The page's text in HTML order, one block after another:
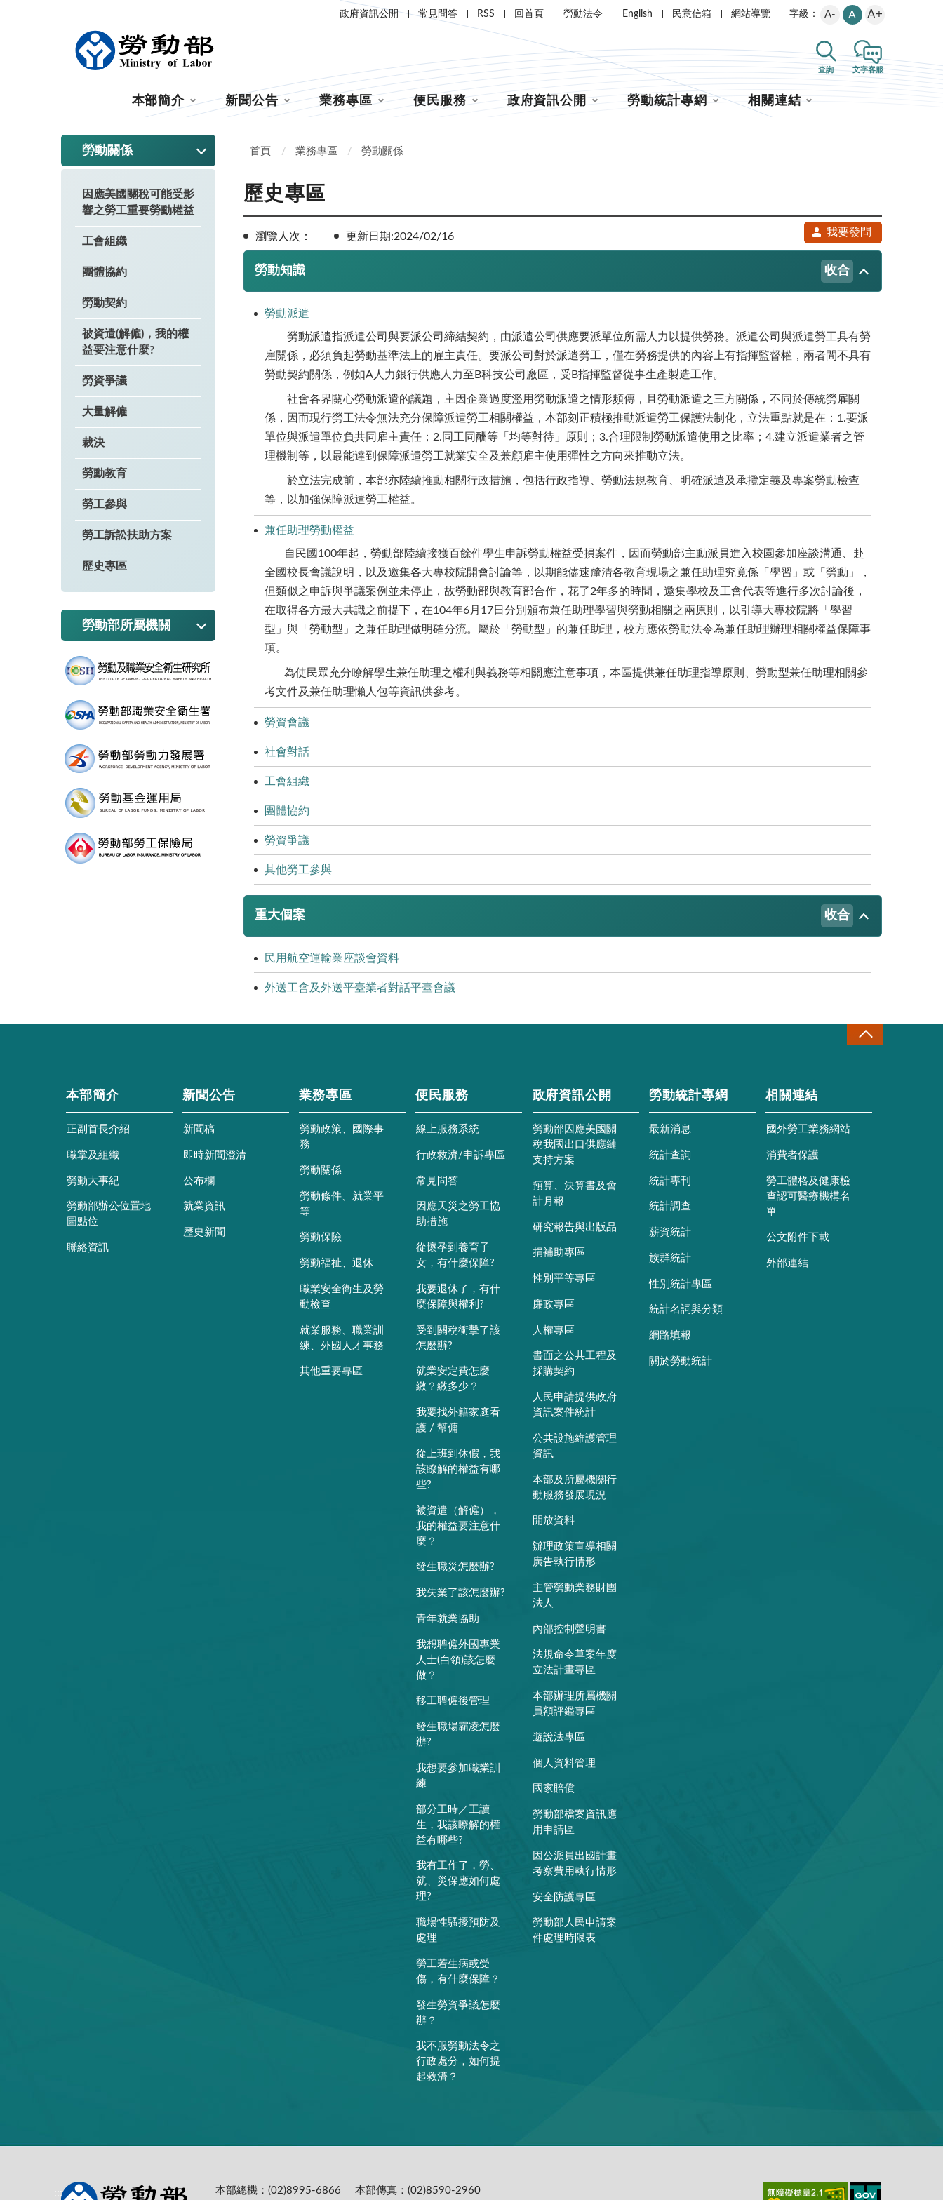
政府資訊公開 常見問答 RSS 回首頁 勞動法令 English 民意信箱 網站導覽 字級： A- A A+
查詢 文字客服
本部簡介 新聞公告 業務專區 便民服務 政府資訊公開 勞動統計專網 相關連結
勞動關係
因應美國關稅可能受影
響之勞工重要勞動權益
工會組織
團體協約
勞動契約
被資遣(解僱)，我的權
益要注意什麼?
勞資爭議
大量解僱
裁決
勞動教育
勞工參與
勞工訴訟扶助方案
歷史專區
勞動部所屬機關
首頁 業務專區 勞動關係
歷史專區
瀏覽人次： 更新日期:2024/02/16 我要發問
勞動知識 收合
勞動派遣
勞動派遣指派遣公司與要派公司締結契約，由派遣公司供應要派單位所需人力以提供勞務。派遣公司與派遣勞工具有勞
雇關係，必須負起勞動基準法上的雇主責任。要派公司對於派遣勞工，僅在勞務提供的內容上有指揮監督權，兩者間不具有
勞動契約關係，例如A人力銀行供應人力至B科技公司廠區，受B指揮監督從事生產製造工作。
社會各界關心勞動派遣的議題，主因企業過度濫用勞動派遣之情形頻傳，且勞動派遣之三方關係，不同於傳統勞雇關
係，因而現行勞工法令無法充分保障派遣勞工相關權益，本部刻正積極推動派遣勞工保護法制化，立法重點就是在：1.要派
單位與派遣單位負共同雇主責任；2.同工同酬等「均等對待」原則；3.合理限制勞動派遣使用之比率；4.建立派遣業者之管
理機制等，以最能達到保障派遣勞工就業安全及兼顧雇主使用彈性之方向來推動立法。
於立法完成前，本部亦陸續推動相關行政措施，包括行政指導、勞動法規教育、明確派遣及承攬定義及專案勞動檢查
等，以加強保障派遣勞工權益。
兼任助理勞動權益
自民國 100年起，勞動部陸續接獲百餘件學生申訴勞動權益受損案件，因而勞動部主動派員進入校園參加座談溝通、赴
全國校長會議說明，以及邀集各大專校院開會討論等，以期能儘速釐清各教育現場之兼任助理究竟係「學習」或「勞動」，
但類似之申訴與爭議案例並未停止，故勞動部與教育部合作，花了2年多的時間，邀集學校及工會代表等進行多次討論後，
在取得各方最大共識之前提下，在104年6月 17日分別頒布兼任助理學習與勞動相關之兩原則，以引導大專校院將「學習
型」與「勞動型」之兼任助理做明確分流。屬於「勞動型」的兼任助理，校方應依勞動法令為兼任助理辦理相關權益保障事
項。
為使民眾充分瞭解學生兼任助理之權利與義務等相關應注意事項，本區提供兼任助理指導原則、勞動型兼任助理相關參
考文件及兼任助理懶人包等資訊供參考。
勞資會議
社會對話
工會組織
團體協約
勞資爭議
其他勞工參與
重大個案 收合
民用航空運輸業座談會資料
外送工會及外送平臺業者對話平臺會議
本部簡介
正副首長介紹
職掌及組織
勞動大事紀
勞動部辦公位置地
圖點位
聯絡資訊
新聞公告
新聞稿
即時新聞澄清
公布欄
就業資訊
歷史新聞
業務專區
勞動政策、國際事
務
勞動關係
勞動條件、就業平
等
勞動保險
勞動福祉、退休
職業安全衛生及勞
動檢查
就業服務、職業訓
練、外國人才事務
其他重要專區
便民服務
線上服務系統
行政救濟/申訴專區
常見問答
因應天災之勞工協
助措施
從懷孕到養育子
女，有什麼保障?
我要退休了，有什
麼保障與權利?
受到關稅衝擊了該
怎麼辦?
就業安定費怎麼
繳？繳多少？
我要找外籍家庭看
護 / 幫傭
從上班到休假，我
該瞭解的權益有哪
些?
被資遣（解僱），
我的權益要注意什
麼？
發生職災怎麼辦?
我失業了該怎麼辦?
青年就業協助
我想聘僱外國專業
人士(白領)該怎麼
做？
移工聘僱後管理
發生職場霸凌怎麼
辦?
我想要參加職業訓
練
部分工時／工讀
生，我該瞭解的權
益有哪些?
我有工作了，勞、
就、災保應如何處
理?
職場性騷擾預防及
處理
勞工若生病或受
傷，有什麼保障？
發生勞資爭議怎麼
辦？
我不服勞動法令之
行政處分，如何提
起救濟？
政府資訊公開
勞動部因應美國關
稅我國出口供應鏈
支持方案
預算、決算書及會
計月報
研究報告與出版品
捐補助專區
性別平等專區
廉政專區
人權專區
書面之公共工程及
採購契約
人民申請提供政府
資訊案件統計
公共設施維護管理
資訊
本部及所屬機關行
動服務發展現況
開放資料
辦理政策宣導相關
廣告執行情形
主管勞動業務財團
法人
內部控制聲明書
法規命令草案年度
立法計畫專區
本部辦理所屬機關
員額評鑑專區
遊說法專區
個人資料管理
國家賠償
勞動部檔案資訊應
用申請區
因公派員出國計畫
考察費用執行情形
安全防護專區
勞動部人民申請案
件處理時限表
勞動統計專網
最新消息
統計查詢
統計專刊
統計調查
薪資統計
族群統計
性別統計專區
統計名詞與分類
網路填報
關於勞動統計
相關連結
國外勞工業務網站
消費者保護
勞工體格及健康檢
查認可醫療機構名
單
公文附件下載
外部連結
::: 本部總機：(02)8995-6866 本部傳真：(02)8590-2960